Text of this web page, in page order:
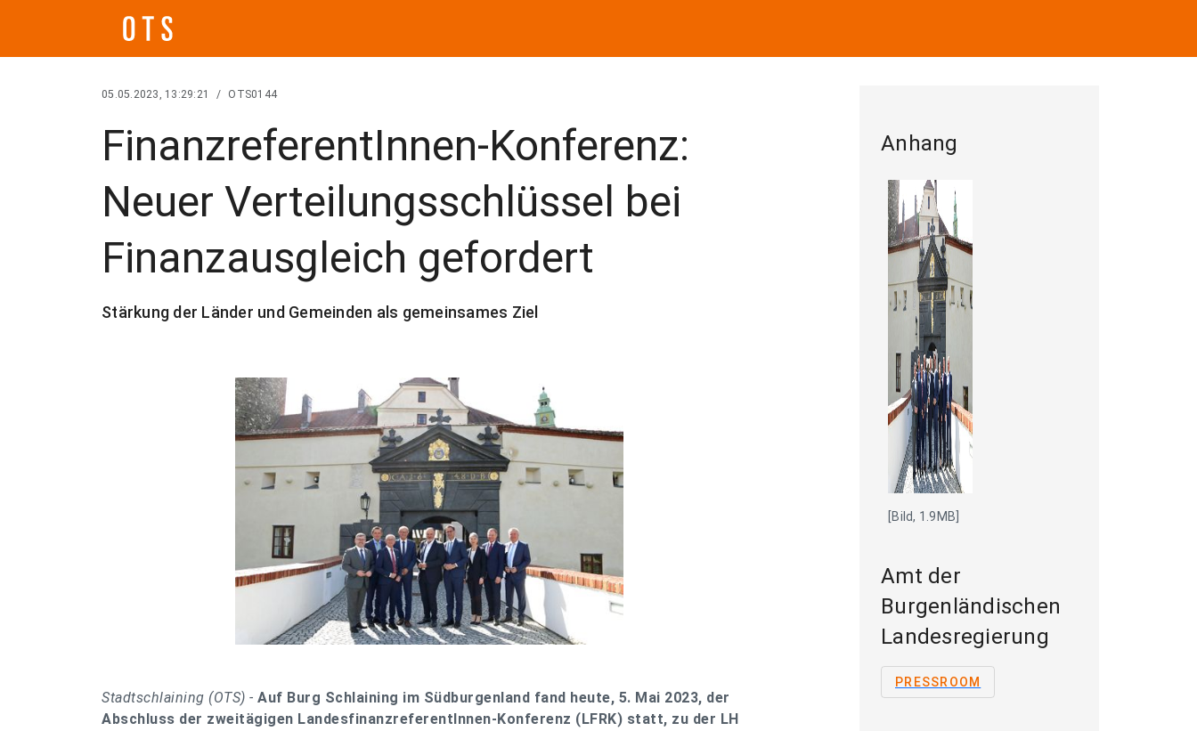
05.05.2023, 13:29:21 / OTS0144
FinanzreferentInnen-Konferenz:
Neuer Verteilungsschlüssel bei
Finanzausgleich gefordert
Stärkung der Länder und Gemeinden als gemeinsames Ziel
Stadtschlaining (OTS) - Auf Burg Schlaining im Südburgenland fand heute, 5. Mai 2023, der
Abschluss der zweitägigen LandesfinanzreferentInnen-Konferenz (LFRK) statt, zu der LH
Anhang
[Bild, 1.9MB]
Amt der
Burgenländischen
Landesregierung
PRESSROOM